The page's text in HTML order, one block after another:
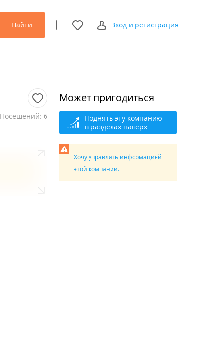
Найти Вход и регистрация
Посещений: 6
Может пригодиться
Поднять эту компанию
в разделах наверх
Хочу управлять информацией
этой компании.